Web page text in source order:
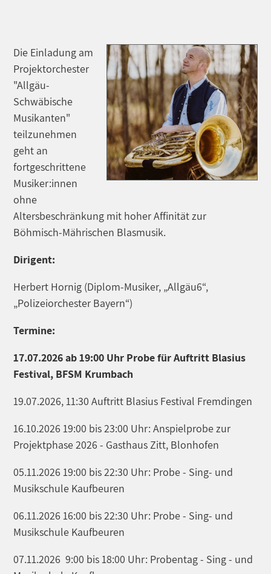
Die Einladung am
Projektorchester
"Allgäu-
Schwäbische
Musikanten"
teilzunehmen
geht an
fortgeschrittene
Musiker:innen
ohne
Altersbeschränkung mit hoher Affinität zur
Böhmisch-Mährischen Blasmusik.
Dirigent:
Herbert Hornig (Diplom-Musiker, „Allgäu6“,
„Polizeiorchester Bayern“)
Termine:
17.07.2026 ab 19:00 Uhr Probe für Auftritt Blasius
Festival, BFSM Krumbach
19.07.2026, 11:30 Auftritt Blasius Festival Fremdingen
16.10.2026 19:00 bis 23:00 Uhr: Anspielprobe zur
Projektphase 2026 - Gasthaus Zitt, Blonhofen
05.11.2026 19:00 bis 22:30 Uhr: Probe - Sing- und
Musikschule Kaufbeuren
06.11.2026 16:00 bis 22:30 Uhr: Probe - Sing- und
Musikschule Kaufbeuren
07.11.2026 9:00 bis 18:00 Uhr: Probentag - Sing - und